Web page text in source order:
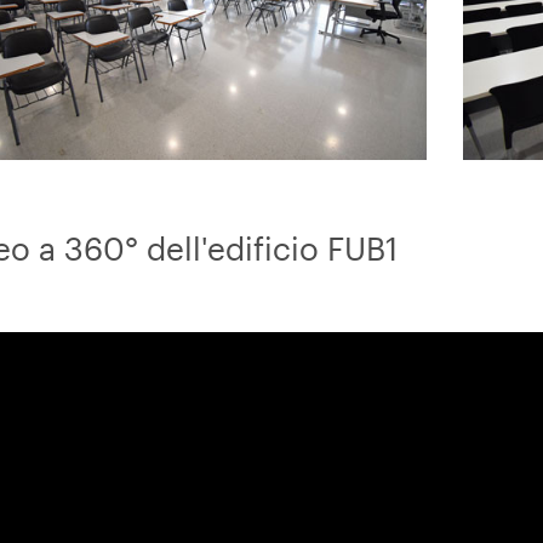
a 360° dell'edificio FUB1